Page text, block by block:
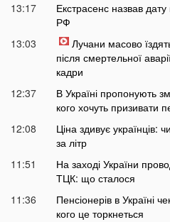
13:17
Екстрасенс назвав
РФ
13:03
Лучани масово
після смертельної
кадри
12:37
В Україні пропонують
кого хочуть призивати
12:08
Ціна здивує українців:
за літр
11:51
На заході України
ТЦК: що сталося
11:36
Пенсіонерів в Україні
кого це торкнеться